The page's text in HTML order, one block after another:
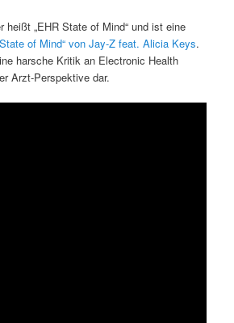
heißt „EHR State of Mind“ und ist eine
of Mind“ von Jay-Z feat. Alicia Keys.
harsche Kritik an Electronic Health
Arzt-Perspektive dar.